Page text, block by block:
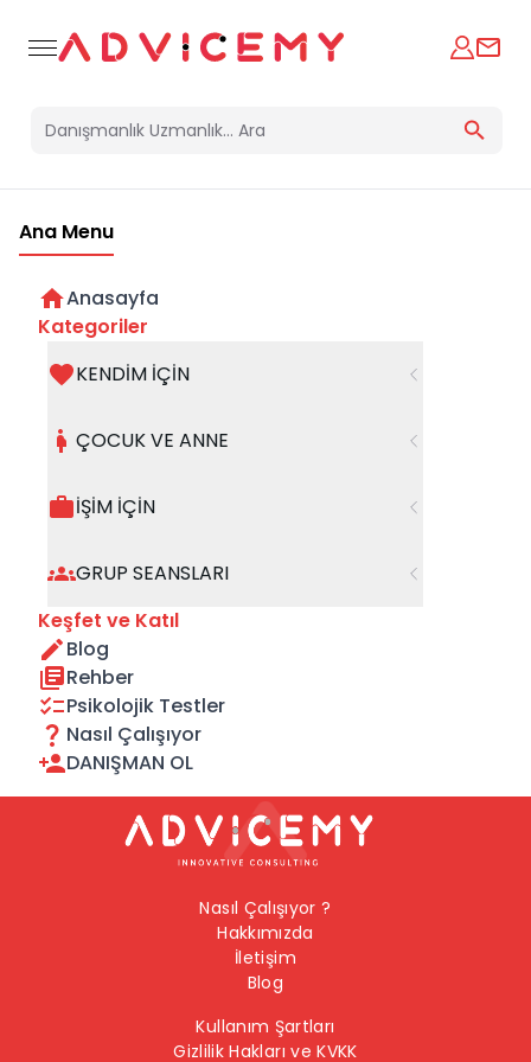
Ana Menu
Anasayfa
Kategoriler
KENDİM İÇİN
ÇOCUK VE ANNE
İŞİM İÇİN
GRUP SEANSLARI
Keşfet ve Katıl
Blog
Rehber
Psikolojik Testler
Nasıl Çalışıyor
DANIŞMAN OL
halinde whatsapp hattımızdan iletişime
Nasıl Çalışıyor ?
Hakkımızda
İletişim
Blog
Kullanım Şartları
Gizlilik Hakları ve KVKK